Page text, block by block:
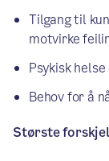
Tilgang til
motvirke
Psykisk
Behov for å
Største